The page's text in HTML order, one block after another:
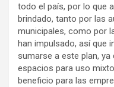
todo el país, por lo que
brindado, tanto por las
municipales, como por
han impulsado, así que
sumarse a este plan,
espacios para uso
beneficio para las